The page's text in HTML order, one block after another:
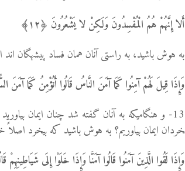
أَلا إِنَّهُمْ هُمُ الْمُفْسِدُونَ وَلَکِنْ لا یَشْعُرُونَ ﴿١٢﴾
به هوش باشید، به راستی آنان همان فساد پیشه­گان اند
وَإِذَا قِیلَ لَهُمْ آمِنُوا کَمَا آمَنَ النَّاسُ قَالُوا أَنُؤْمِنُ کَمَا آمَنَ
خردان ایمان بیاوریم؟ به هوش باشید که بی­خرد اصلاً
وَإِذَا لَقُوا الَّذِینَ آمَنُوا قَالُوا آمَنَّا وَإِذَا خَلَوْا إِلَى شَیَاطِینِهِمْ